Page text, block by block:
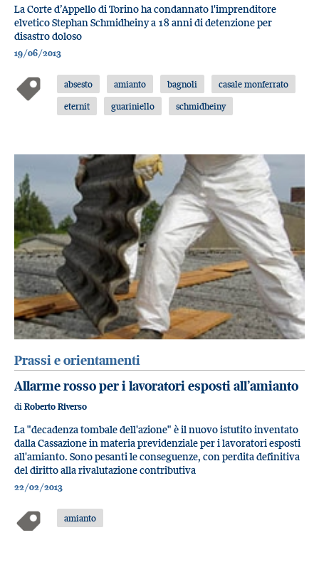
La Corte d’Appello di Torino ha condannato l'imprenditore
elvetico Stephan Schmidheiny a 18 anni di detenzione per
disastro doloso
19/06/2013
absesto amianto bagnoli
casale monferrato
eternit
guariniello schmidheiny
Prassi e orientamenti
Allarme rosso per i lavoratori esposti all’amianto
di Roberto Riverso
La "decadenza tombale dell'azione" è il nuovo istutito inventato
dalla Cassazione in materia previdenziale per i lavoratori esposti
all'amianto. Sono pesanti le conseguenze, con perdita definitiva
del diritto alla rivalutazione contributiva
22/02/2013
amianto